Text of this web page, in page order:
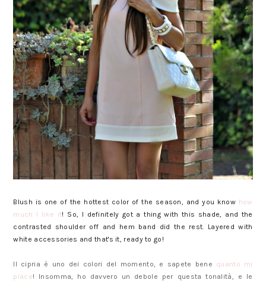
Blush is one of the hottest color of the season, and you know how
much I like it! So, I definitely got a thing with this shade, and the
contrasted shoulder off and hem band did the rest. Layered with
white accessories and that's it, ready to go!
Il cipria è uno dei colori del momento, e sapete bene quanto mi
piace! Insomma, ho davvero un debole per questa tonalità, e le